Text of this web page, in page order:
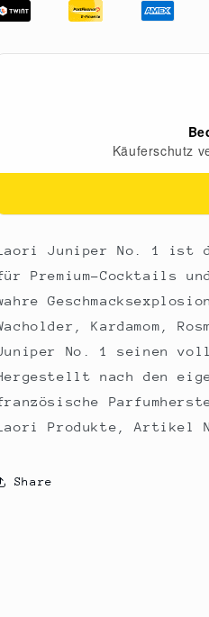
-
Laori
500
-
Laori
Gin),
500
Juniper No. 1 ist
Premium-Cocktails
Kardamom,
No. 1 seinen
nach den
Produkte, Artikel
Share